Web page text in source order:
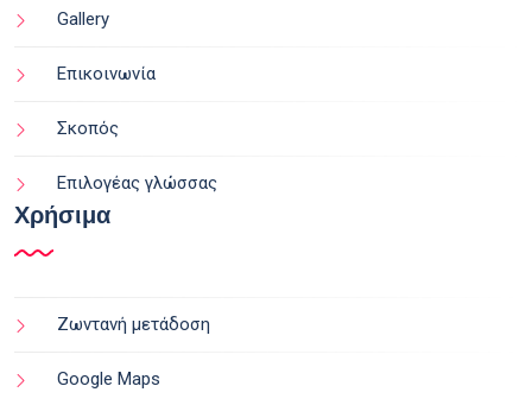
Gallery
Επικοινωνία
Σκοπός
Επιλογέας γλώσσας
Χρήσιμα
Ζωντανή μετάδοση
Google Maps